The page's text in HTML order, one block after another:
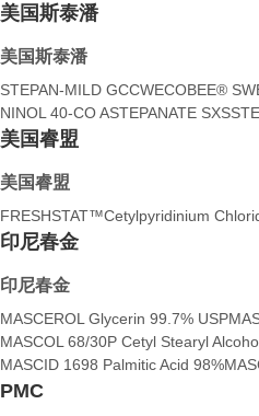
美国斯泰潘
美国斯泰潘
STEPAN-MILD GCCWECOBEE® S
NINOL 40-CO ASTEPANATE SXS
美国睿盟
美国睿盟
FRESHSTAT™Cetylpyridinium
印尼春金
印尼春金
MASCEROL Glycerin 99.7% USP
MASCOL 68/30P Cetyl Stearyl
MASCID 1698 Palmitic Acid 98%
PMC